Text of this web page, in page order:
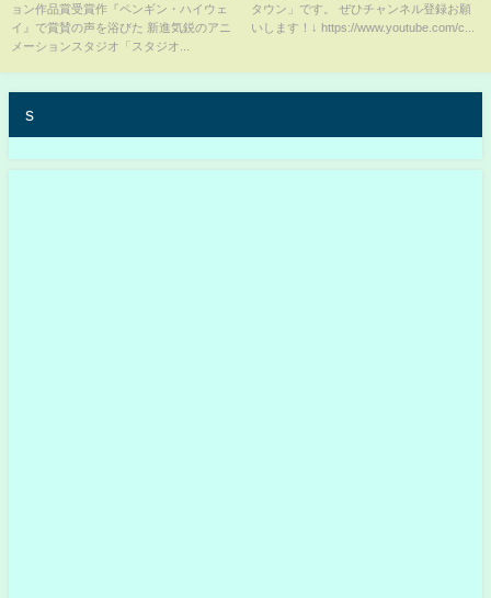
ョン作品賞受賞作『ペンギン・ハイウェ
イ』で賞賛の声を浴びた 新進気鋭のアニ
メーションスタジオ「スタジオ...
タウン」です。 ぜひチャンネル登録お願
いします！↓ https://www.youtube.com/c...
s